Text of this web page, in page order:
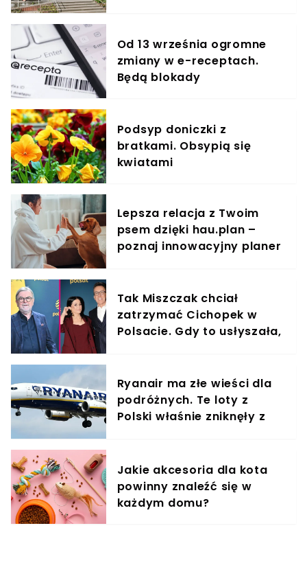
Od 13 września ogromne
zmiany w e-receptach.
Będą blokady
Podsyp doniczki z
bratkami. Obsypią się
kwiatami
Lepsza relacja z Twoim
psem dzięki hau.plan –
poznaj innowacyjny planer
Tak Miszczak chciał
zatrzymać Cichopek w
Polsacie. Gdy to usłyszała,
Ryanair ma złe wieści dla
podróżnych. Te loty z
Polski właśnie zniknęły z
Jakie akcesoria dla kota
powinny znaleźć się w
każdym domu?